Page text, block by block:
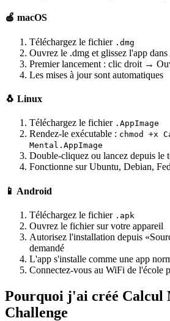
🍎 macOS
Téléchargez le fichier .dmg
Ouvrez le .dmg et glissez l'app
Premier lancement : clic droit →
Les mises à jour sont automatiques
🐧 Linux
Téléchargez le fichier .AppImage
Rendez-le exécutable : chmod +x
Mental.AppImage
Double-cliquez ou lancez depuis le
Fonctionne sur Ubuntu, Debian,
📱 Android
Téléchargez le fichier .apk
Ouvrez le fichier sur votre appareil
Autorisez l'installation depuis
demandé
L'app s'installe comme une app
Connectez-vous au WiFi de l'école
Pourquoi j'ai créé Calcul
Challenge